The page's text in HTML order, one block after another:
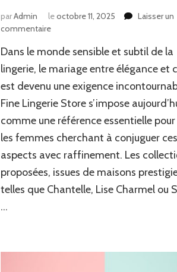
parAdmin leoctobre 11, 2025
Laisser un
commentairesur
l’univers
raffiné
Fine
Lingerie
Store
élégance
et
Dans le monde sensible et subtil de la
lingerie, le mariage entre élégance et
est devenu une exigence
Fine Lingerie Store s’impose
comme une référence essentielle
les femmes cherchant à conjuguer
aspects avec raffinement. Les
proposées, issues de maisons
telles que Chantelle, Lise Charmel ou
…